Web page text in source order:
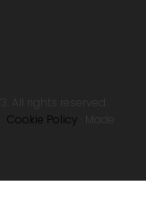
Cookie Policy